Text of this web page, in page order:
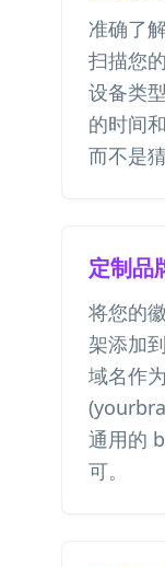
准确了
扫描您
设备类
的时间
而不是
定制品
将您的
架添加
域名作
通用的
可。